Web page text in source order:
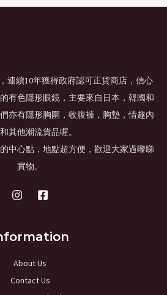
連續10年獲得政府認可正貨商店，信心
有色隱形眼鏡，主要來自日本，韓國和
亦有隱形胸圍，收腹褲，胸墊，情趣內
其他潮流貨品喔。
中心點，地點超方便，歡迎大家過嚟睇
實物。
About Us
Contact Us